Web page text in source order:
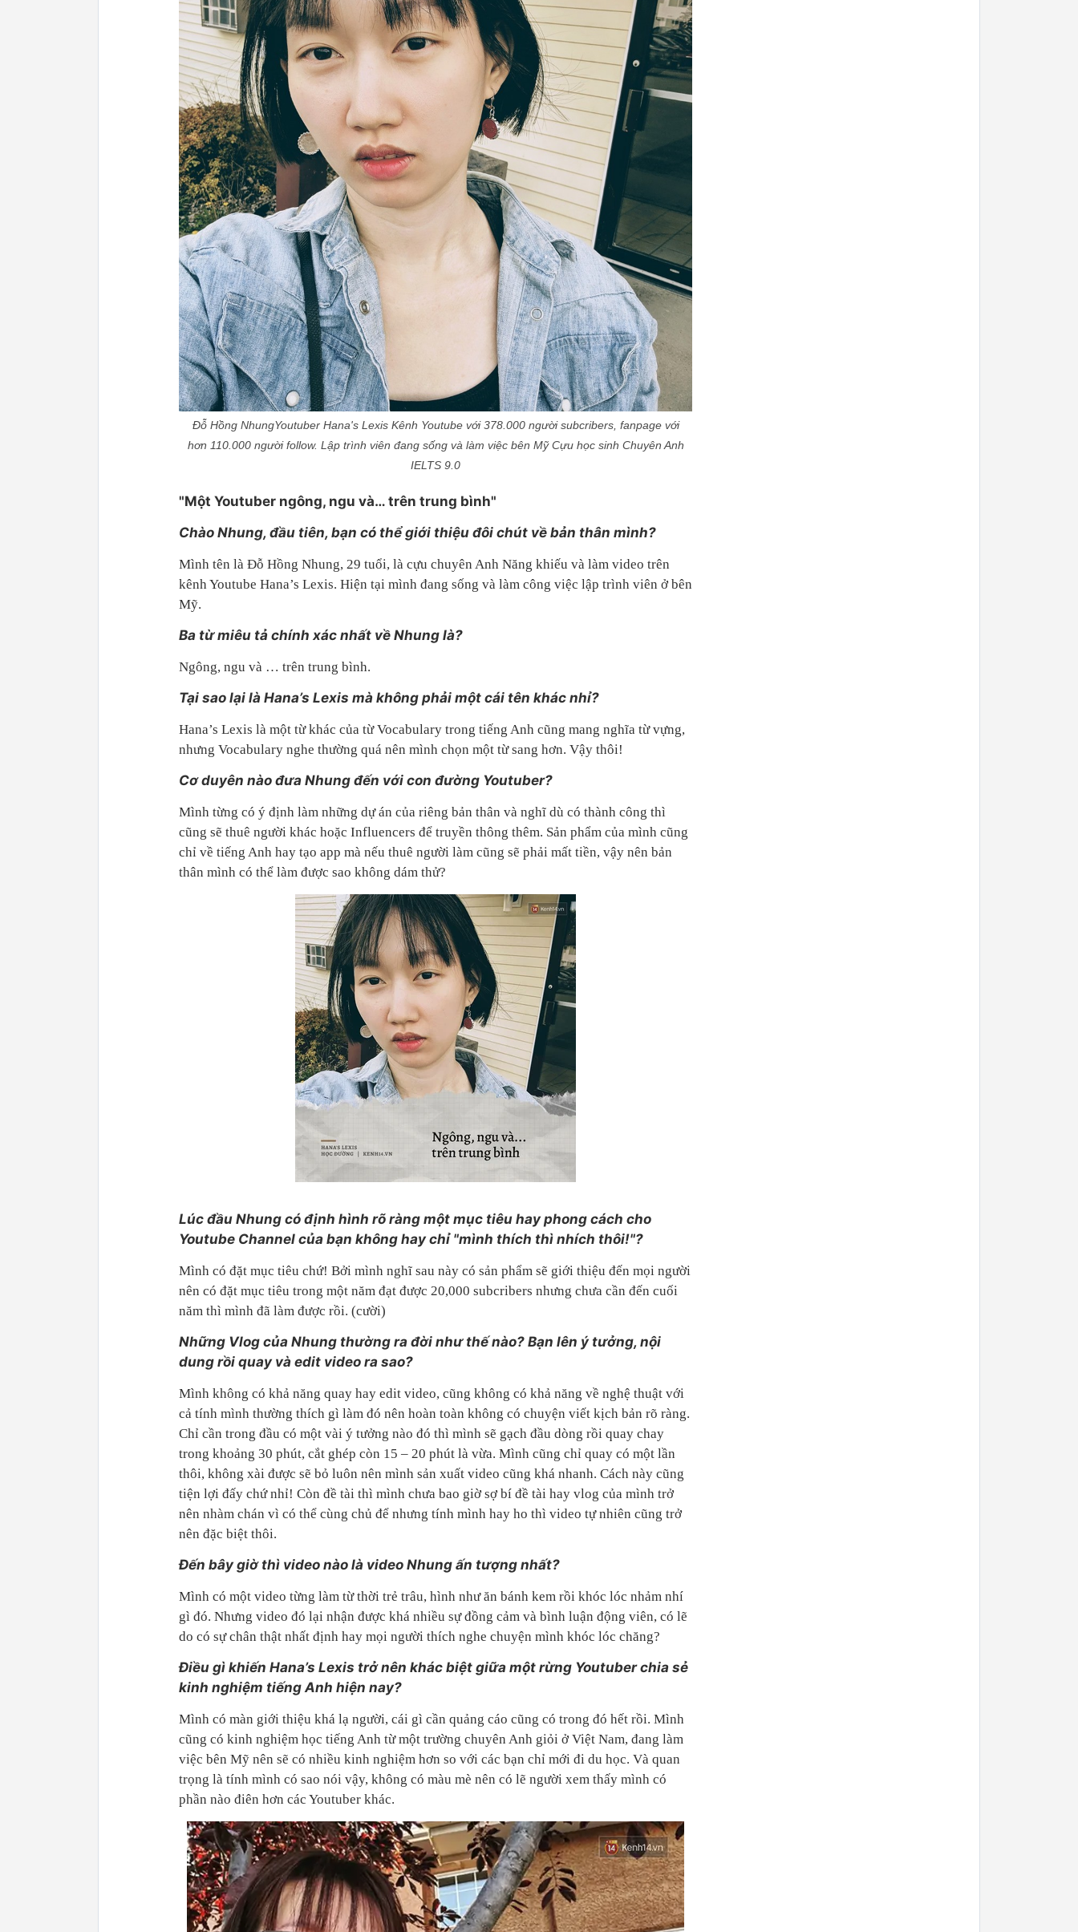
Đỗ Hồng NhungYoutuber Hana's Lexis Kênh Youtube với 378.000 người subcribers, fanpage với
hơn 110.000 người follow. Lập trình viên đang sống và làm việc bên Mỹ Cựu học sinh Chuyên Anh
IELTS 9.0
"Một Youtuber ngông, ngu và… trên trung bình"
Chào Nhung, đầu tiên, bạn có thể giới thiệu đôi chút về bản thân mình?
Mình tên là Đỗ Hồng Nhung, 29 tuổi, là cựu chuyên Anh Năng khiếu và làm video trên
kênh Youtube Hana’s Lexis. Hiện tại mình đang sống và làm công việc lập trình viên ở bên
Mỹ.
Ba từ miêu tả chính xác nhất về Nhung là?
Ngông, ngu và … trên trung bình.
Tại sao lại là Hana’s Lexis mà không phải một cái tên khác nhỉ?
Hana’s Lexis là một từ khác của từ Vocabulary trong tiếng Anh cũng mang nghĩa từ vựng,
nhưng Vocabulary nghe thường quá nên mình chọn một từ sang hơn. Vậy thôi!
Cơ duyên nào đưa Nhung đến với con đường Youtuber?
Mình từng có ý định làm những dự án của riêng bản thân và nghĩ dù có thành công thì
cũng sẽ thuê người khác hoặc Influencers để truyền thông thêm. Sản phẩm của mình cũng
chỉ về tiếng Anh hay tạo app mà nếu thuê người làm cũng sẽ phải mất tiền, vậy nên bản
thân mình có thể làm được sao không dám thử?
Lúc đầu Nhung có định hình rõ ràng một mục tiêu hay phong cách cho
Youtube Channel của bạn không hay chỉ "mình thích thì nhích thôi!"?
Mình có đặt mục tiêu chứ! Bởi mình nghĩ sau này có sản phẩm sẽ giới thiệu đến mọi người
nên có đặt mục tiêu trong một năm đạt được 20,000 subcribers nhưng chưa cần đến cuối
năm thì mình đã làm được rồi. (cười)
Những Vlog của Nhung thường ra đời như thế nào? Bạn lên ý tưởng, nội
dung rồi quay và edit video ra sao?
Mình không có khả năng quay hay edit video, cũng không có khả năng về nghệ thuật với
cả tính mình thường thích gì làm đó nên hoàn toàn không có chuyện viết kịch bản rõ ràng.
Chỉ cần trong đầu có một vài ý tưởng nào đó thì mình sẽ gạch đầu dòng rồi quay chay
trong khoảng 30 phút, cắt ghép còn 15 – 20 phút là vừa. Mình cũng chỉ quay có một lần
thôi, không xài được sẽ bỏ luôn nên mình sản xuất video cũng khá nhanh. Cách này cũng
tiện lợi đấy chứ nhỉ! Còn đề tài thì mình chưa bao giờ sợ bí đề tài hay vlog của mình trở
nên nhàm chán vì có thể cùng chủ để nhưng tính mình hay ho thì video tự nhiên cũng trở
nên đặc biệt thôi.
Đến bây giờ thì video nào là video Nhung ấn tượng nhất?
Mình có một video từng làm từ thời trẻ trâu, hình như ăn bánh kem rồi khóc lóc nhảm nhí
gì đó. Nhưng video đó lại nhận được khá nhiều sự đồng cảm và bình luận động viên, có lẽ
do có sự chân thật nhất định hay mọi người thích nghe chuyện mình khóc lóc chăng?
Điều gì khiến Hana’s Lexis trở nên khác biệt giữa một rừng Youtuber chia sẻ
kinh nghiệm tiếng Anh hiện nay?
Mình có màn giới thiệu khá lạ người, cái gì cần quảng cáo cũng có trong đó hết rồi. Mình
cũng có kinh nghiệm học tiếng Anh từ một trường chuyên Anh giỏi ở Việt Nam, đang làm
việc bên Mỹ nên sẽ có nhiều kinh nghiệm hơn so với các bạn chỉ mới đi du học. Và quan
trọng là tính mình có sao nói vậy, không có màu mè nên có lẽ người xem thấy mình có
phần nào điên hơn các Youtuber khác.